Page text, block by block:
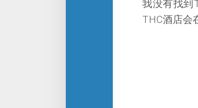
我没有找到
THC酒店会